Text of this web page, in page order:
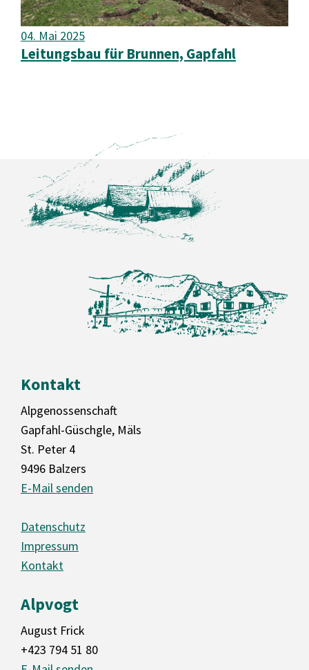
04. Mai 2025
Leitungsbau für Brunnen, Gapfahl
Kontakt
Alpgenossenschaft
Gapfahl-Güschgle, Mäls
St. Peter 4
9496 Balzers
E-Mail senden
Datenschutz
Impressum
Kontakt
Alpvogt
August Frick
+423 794 51 80